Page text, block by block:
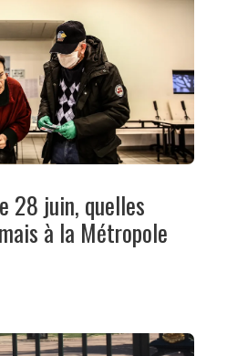
28 juin, quelles
à la Métropole